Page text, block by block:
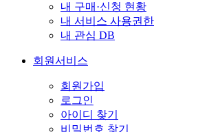
내 구매·신청 현황
내 서비스 사용권한
내 관심 DB
회원서비스
회원가입
로그인
아이디 찾기
비밀번호 찾기